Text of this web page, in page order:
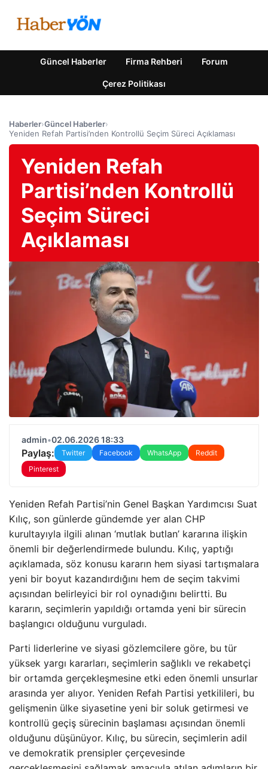
Güncel Haberler Firma Rehberi Forum
Çerez Politikası
Haberler›Güncel Haberler›
Yeniden Refah Partisi’nden Kontrollü Seçim Süreci Açıklaması
Yeniden Refah
Partisi’nden Kontrollü
Seçim Süreci
Açıklaması
admin•02.06.2026 18:33
Paylaş: Twitter Facebook WhatsApp
Reddit
Pinterest
Yeniden Refah Partisi’nin Genel Başkan Yardımcısı Suat
Kılıç, son günlerde gündemde yer alan CHP
kurultayıyla ilgili alınan ‘mutlak butlan’ kararına ilişkin
önemli bir değerlendirmede bulundu. Kılıç, yaptığı
açıklamada, söz konusu kararın hem siyasi tartışmalara
yeni bir boyut kazandırdığını hem de seçim takvimi
açısından belirleyici bir rol oynadığını belirtti. Bu
kararın, seçimlerin yapıldığı ortamda yeni bir sürecin
başlangıcı olduğunu vurguladı.
Parti liderlerine ve siyasi gözlemcilere göre, bu tür
yüksek yargı kararları, seçimlerin sağlıklı ve rekabetçi
bir ortamda gerçekleşmesine etki eden önemli unsurlar
arasında yer alıyor. Yeniden Refah Partisi yetkilileri, bu
gelişmenin ülke siyasetine yeni bir soluk getirmesi ve
kontrollü geçiş sürecinin başlaması açısından önemli
olduğunu düşünüyor. Kılıç, bu sürecin, seçimlerin adil
ve demokratik prensipler çerçevesinde